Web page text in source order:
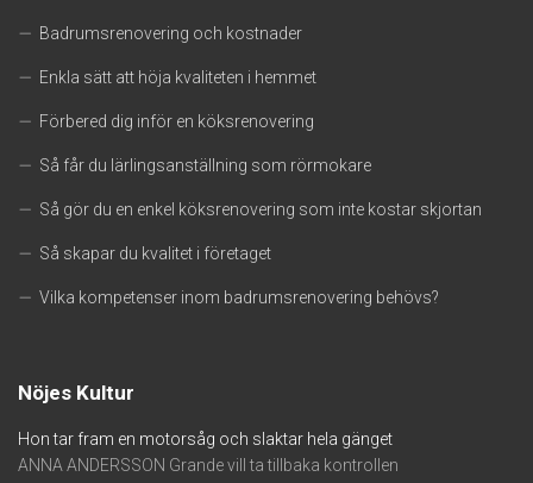
Badrumsrenovering och kostnader
Enkla sätt att höja kvaliteten i hemmet
Förbered dig inför en köksrenovering
Så får du lärlingsanställning som rörmokare
Så gör du en enkel köksrenovering som inte kostar skjortan
Så skapar du kvalitet i företaget
Vilka kompetenser inom badrumsrenovering behövs?
Nöjes Kultur
Hon tar fram en motorsåg och slaktar hela gänget
ANNA ANDERSSON Grande vill ta tillbaka kontrollen